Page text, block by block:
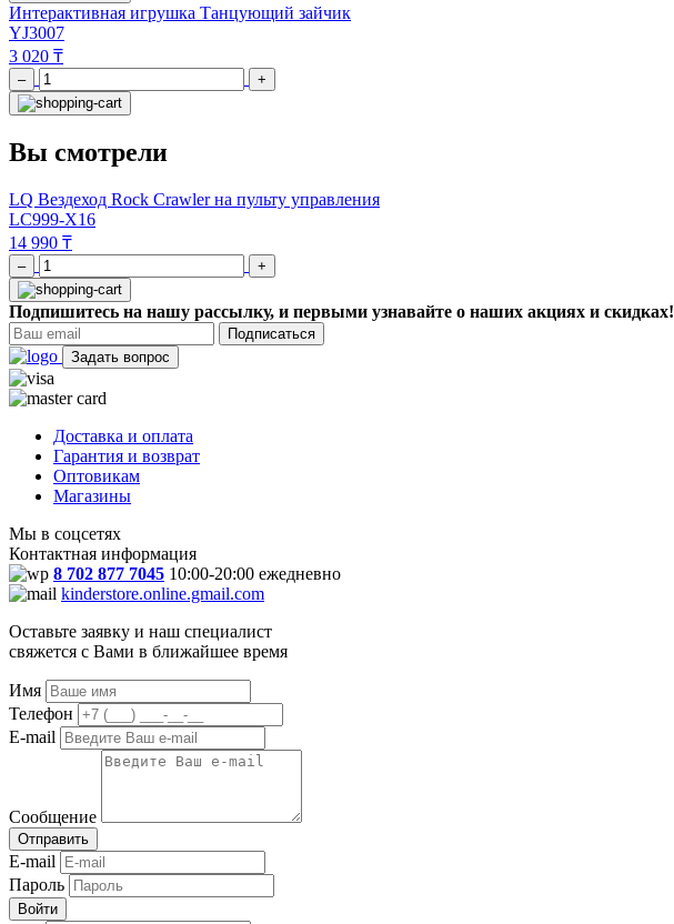
Интерактивная игрушка Танцующий зайчик
YJ3007
3 020 ₸
– +
Вы смотрели
LQ Вездеход Rock Crawler на пульту управления
LC999-X16
14 990 ₸
– +
Подпишитесь на нашу рассылку, и первыми узнавайте о наших акциях и скидках!
Подписаться
Задать вопрос
Доставка и оплата
Гарантия и возврат
Оптовикам
Магазины
Мы в соцсетях
Контактная информация
8 702 877 7045 10:00-20:00 ежедневно
kinderstore.online.gmail.com
Оставьте заявку и наш специалист
свяжется с Вами в ближайшее время
Имя
Телефон
E-mail
Сообщение
Отправить
E-mail
Пароль
Войти